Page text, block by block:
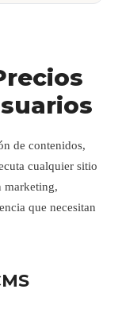
de contenidos,
cualquier sitio
marketing,
que necesitan